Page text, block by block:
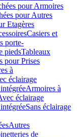
pour Armoires
pour Autres
Etagères
Casiers et
porte-
piedsTableaux
pour Prises
à
éclairage
Armoires à
éclairage
Sans éclairage
Autres
de